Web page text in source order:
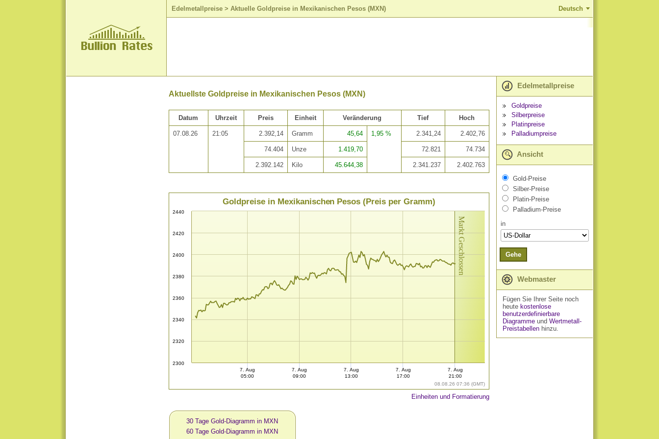
Edelmetallpreise > Aktuelle Goldpreise in Mexikanischen Pesos (MXN) Deutsch
Aktuellste Goldpreise in Mexikanischen Pesos (MXN)
Datum Uhrzeit Preis Einheit Veränderung Tief Hoch
07.08.26 21:05 2.392,14 Gramm 45,64 1,95 % 2.341,24 2.402,76
74.404 Unze 1.419,70 72.821 74.734
2.392.142 Kilo 45.644,38 2.341.237 2.402.763
Markt Geschlossen
08.08.26 07:36 (GMT)
Goldpreise in Mexikanischen Pesos (Preis per Gramm)
2300
2320
2340
2360
2380
2400
2420
2440
7. Aug
05:00
7. Aug
09:00
7. Aug
13:00
7. Aug
17:00
7. Aug
21:00
Einheiten und Formatierung
30 Tage Gold-Diagramm in MXN
60 Tage Gold-Diagramm in MXN
Edelmetallpreise
Goldpreise
Silberpreise
Platinpreise
Palladiumpreise
Ansicht
Gold-Preise
Silber-Preise
Platin-Preise
Palladium-Preise
in
Gehe
Webmaster
Fügen Sie Ihrer Seite noch
heute kostenlose
benutzerdefinierbare
Diagrammeund Wertmetall-
Preistabellenhinzu.